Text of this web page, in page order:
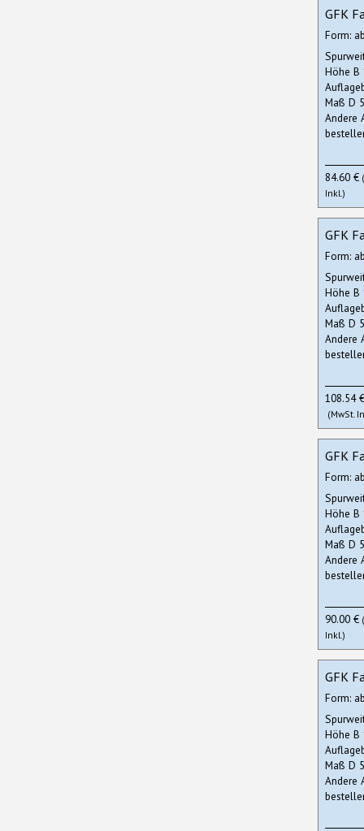
GFK
Form:
Höhe B
Maß D
Andere
84.60 €
Inkl.)
GFK
Form:
Höhe B
Maß D
Andere
108.54 €
(MwSt.
GFK
Form:
Höhe B
Maß D
Andere
90.00 €
Inkl.)
GFK
Form:
Höhe B
Maß D
Andere